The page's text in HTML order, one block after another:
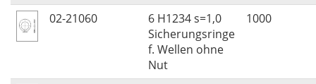
02-21060
6 H1234 s=1,0
Sicherungsringe
f. Wellen ohne
Nut
1000